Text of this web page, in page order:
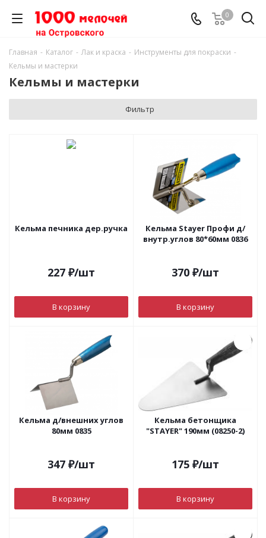
0
Главная - Каталог - Лак и краска - Инструменты для покраски -
Кельмы и мастерки
Кельмы и мастерки
Фильтр
Кельма печника дер.ручка
227 ₽/шт
В корзину
Кельма Stayer Профи д/
внутр.углов 80*60мм 0836
370 ₽/шт
В корзину
Кельма д/внешних углов
80мм 0835
347 ₽/шт
В корзину
Кельма бетонщика
"STAYER" 190мм (08250-2)
175 ₽/шт
В корзину